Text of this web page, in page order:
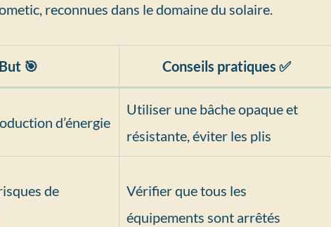
reconnues dans le domaine du solaire.
But 🎯 Conseils pratiques ✅
d’énergie
Utiliser une bâche opaque et
résistante, éviter les plis
de
Vérifier que tous les
équipements sont arrêtés